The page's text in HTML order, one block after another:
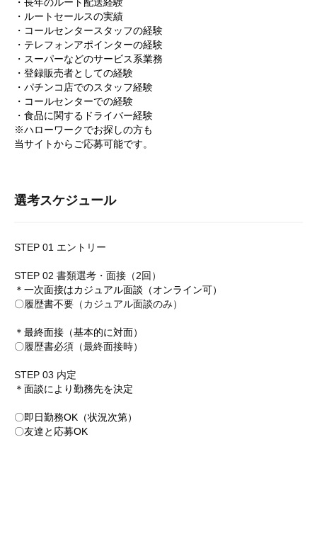
・ルートセールスの実績
・コールセンタースタッフの経験
・テレフォンアポインターの経験
・スーパーなどのサービス系業務
・登録販売者としての経験
・パチンコ店でのスタッフ経験
・コールセンターでの経験
・食品に関するドライバー経験
※ハローワークでお探しの方も
当サイトからご応募可能です。
選考スケジュール
STEP 01 エントリー
STEP 02 書類選考・面接（2回）
＊一次面接はカジュアル面談（オンライン可）
〇履歴書不要（カジュアル面談のみ）
＊最終面接（基本的に対面）
〇履歴書必須（最終面接時）
STEP 03 内定
＊面談により勤務先を決定
〇即日勤務OK（状況次第）
〇友達と応募OK